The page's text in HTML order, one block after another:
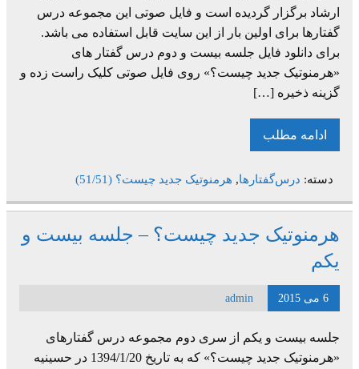
ارشاد برگزار گردیده است و فایل صوتی این مجموعه درس
گفتارها برای اولین بار از این سایت قابل استفاده می باشد.
برای دانلود فایل جلسه بیست و دوم درس گفتار های
«هرمنوتیک جدید چیست؟» روی فایل صوتی کلیک راست زده و
گزینه ذخیره […]
ادامه مطلب
دسته: درس‌گفتارها, هرمنوتیک جدید چیست؟ (51/51)
هرمنوتیک جدید چیست؟ – جلسه بیست و
یکم
6 می 2015 admin
جلسه بیست و یکم از سری دوم مجموعه درس گفتارهای
«هرمنوتیک جدید چیست؟» که به تاریخ 1394/1/20 در حسینیه